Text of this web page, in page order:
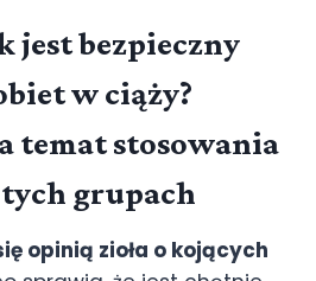
jest bezpieczny
w ciąży?
temat stosowania
grupach
opinią zioła o kojących